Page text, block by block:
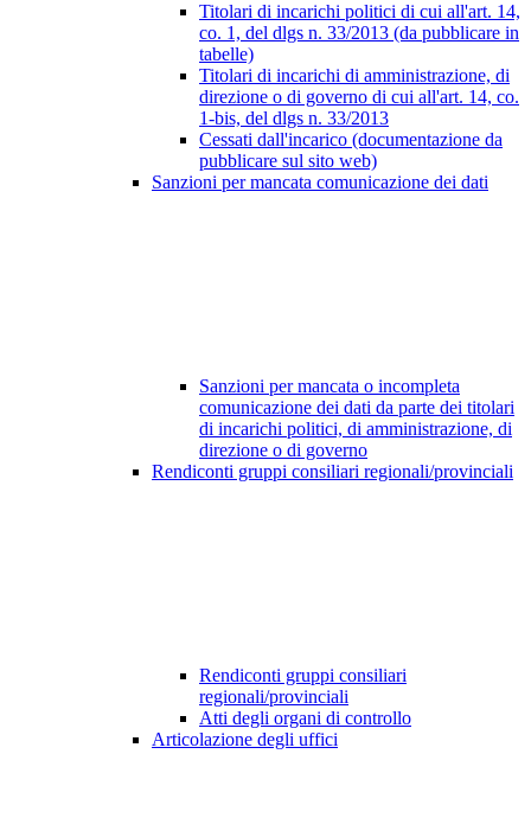
Titolari di incarichi politici di cui all'art. 14,
co. 1, del dlgs n. 33/2013 (da pubblicare in
tabelle)
Titolari di incarichi di amministrazione, di
direzione o di governo di cui all'art. 14, co.
1-bis, del dlgs n. 33/2013
Cessati dall'incarico (documentazione da
pubblicare sul sito web)
Sanzioni per mancata comunicazione dei dati
Sanzioni per mancata o incompleta
comunicazione dei dati da parte dei titolari
di incarichi politici, di amministrazione, di
direzione o di governo
Rendiconti gruppi consiliari regionali/provinciali
Rendiconti gruppi consiliari
regionali/provinciali
Atti degli organi di controllo
Articolazione degli uffici